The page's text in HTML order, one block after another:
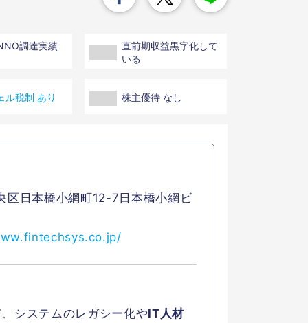
調達実績
直前期収益黒字化して
いる
ル税制 あり 株主優待 なし
区日本橋小網町12-7日本橋小網ビ
システムのレガシー化やIT人材